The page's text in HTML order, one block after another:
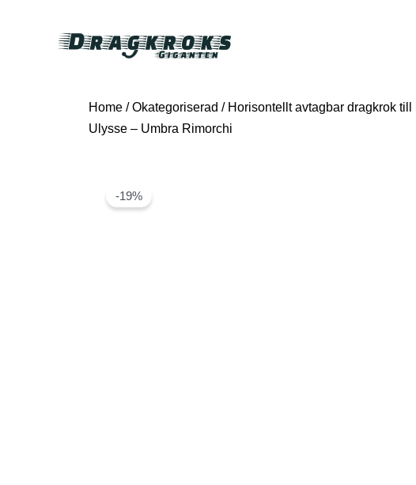
Home /Okategoriserad / Horisontellt avtagbar dragkrok till
Ulysse – Umbra Rimorchi
-19%